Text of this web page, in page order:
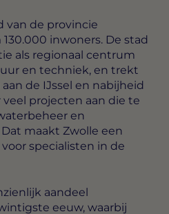
van de provincie
inwoners. De stad
als regionaal centrum
en techniek, en trekt
de IJssel en nabijheid
projecten aan die te
en
maakt Zwolle een
specialisten in de
aandeel
eeuw, waarbij